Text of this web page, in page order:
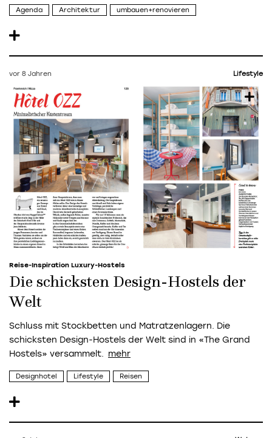
Agenda Architektur umbauen+renovieren
vor 8 Jahren Lifestyle
Reise-Inspiration Luxury-Hostels
Die schicksten Design-Hostels der
Welt
Schluss mit Stockbetten und Matratzenlagern. Die
schicksten Design-Hostels der Welt sind in «The Grand
Hostels» versammelt.
Designhotel Lifestyle Reisen